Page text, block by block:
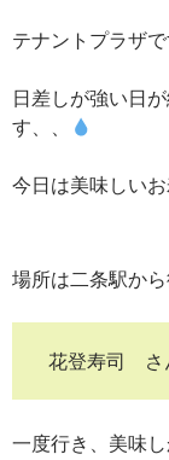
テナントプラザで
日差しが強い日
す、、
今日は美味しい
場所は二条駅か
花登寿司 さ
一度行き、美味